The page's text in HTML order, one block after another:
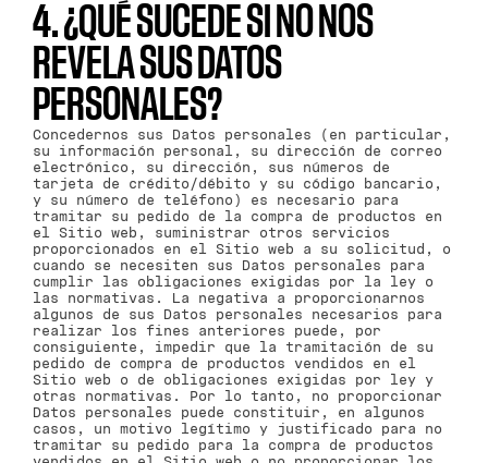
4. ¿QUÉ SUCEDE SI NO NOS
REVELA SUS DATOS
PERSONALES?
Concedernos sus Datos personales (en particular,
su información personal, su dirección de correo
electrónico, su dirección, sus números de
tarjeta de crédito/débito y su código bancario,
y su número de teléfono) es necesario para
tramitar su pedido de la compra de productos en
el Sitio web, suministrar otros servicios
proporcionados en el Sitio web a su solicitud, o
cuando se necesiten sus Datos personales para
cumplir las obligaciones exigidas por la ley o
las normativas. La negativa a proporcionarnos
algunos de sus Datos personales necesarios para
realizar los fines anteriores puede, por
consiguiente, impedir que la tramitación de su
pedido de compra de productos vendidos en el
Sitio web o de obligaciones exigidas por ley y
otras normativas. Por lo tanto, no proporcionar
Datos personales puede constituir, en algunos
casos, un motivo legítimo y justificado para no
tramitar su pedido para la compra de productos